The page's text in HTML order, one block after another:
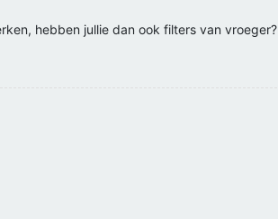
hebben jullie dan ook filters van vroeger?